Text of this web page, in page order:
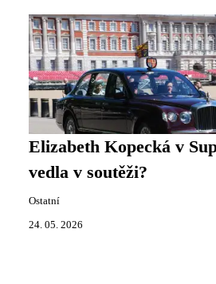
Elizabeth Kopecká v
vedla v soutěži?
Ostatní
24. 05. 2026